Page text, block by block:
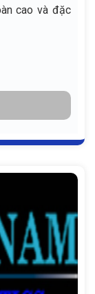
cao và đặc